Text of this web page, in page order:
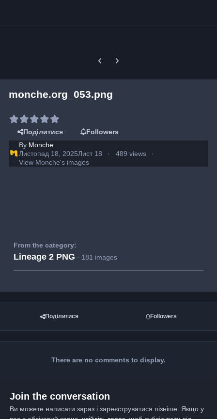
Previous carousel slide
Next carousel slide
monche.org_053.png
Поділитися
Followers
By Monche
Листопад 18, 2025Лист 18
489 views
View Monche's images
From the category:
Lineage 2 PNG · 181 images
Поділитися Followers
There are no comments to display.
Join the conversation
Ви можете написати зараз і зареєструватися пізніше. Якщо у